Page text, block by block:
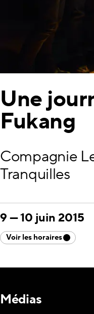
Une
Fukang
Compagnie
Tranquilles
9 —10 juin 2015
Voir les horaires
Médias